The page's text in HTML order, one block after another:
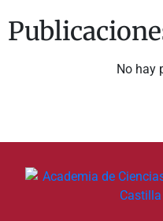
No hay